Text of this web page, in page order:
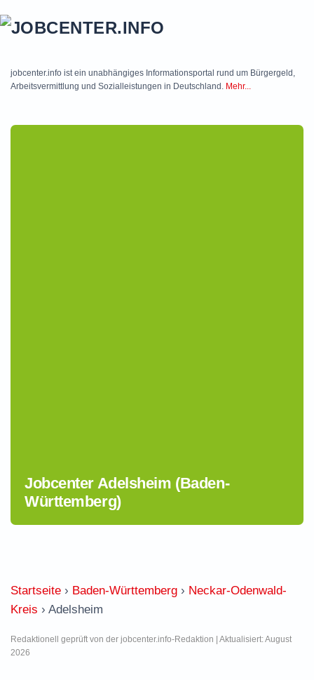
jobcenter.info ist ein unabhängiges Informationsportal rund um Bürgergeld,
Arbeitsvermittlung und Sozialleistungen in Deutschland. Mehr...
Jobcenter Adelsheim (Baden-
Württemberg)
Startseite › Baden-Württemberg › Neckar-Odenwald-
Kreis › Adelsheim
Redaktionell geprüft von der jobcenter.info-Redaktion | Aktualisiert: August
2026